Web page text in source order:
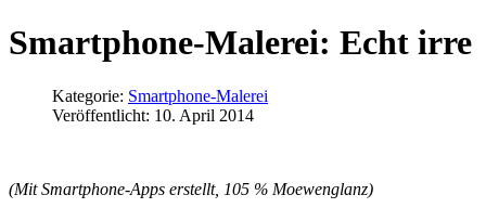
Smartphone-Malerei: Echt irre
Kategorie: Smartphone-Malerei
Veröffentlicht: 10. April 2014
(Mit Smartphone-Apps erstellt, 105 % Moewenglanz)